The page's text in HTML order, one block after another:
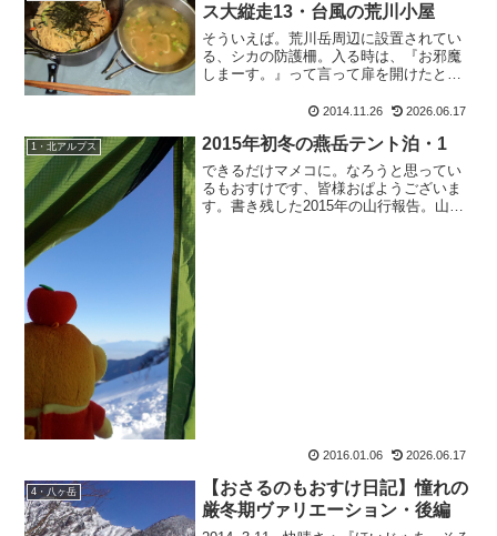
ス大縦走13・台風の荒川小屋
そういえば。荒川岳周辺に設置されてい
る、シカの防護柵。入る時は、『お邪魔
しまーす。』って言って扉を開けたと書
しましたー。』って言って出て来ました
どね周囲には、のもおすけ...
2014.11.26 2026.06.17
1・北アルプス 2015年初冬の燕岳テント泊・1
できるだけマメコに。なろうと思ってい
るもおすけです、皆様おぱようございま
す。書き残した2015年の山行報告。山し
2016.01.06 2026.06.17
4・八ヶ岳
【おさるのもおすけ日記】憧れの
厳冬期ヴァリエーション・後編